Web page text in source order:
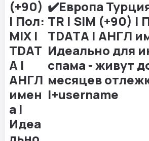
✔️Европа
TR | SIM (+90) |
TDATA | АНГЛ
Идеально для
спама - живут
месяцев
|+username